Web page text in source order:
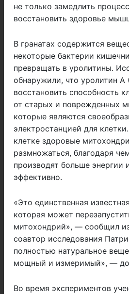
не только замедлить
восстановить здоровье
В гранатах содержится
некоторые бактерии
превращать в уролитины.
обнаружили, что уролитин
восстановить способность
от старых и поврежденных
которые являются
электростанцией для
клетке здоровые
размножаться, благодаря
производят больше энергии
эффективно.
«Это единственная
которая может
митохондрий», — сообщил
соавтор исследования
полностью натуральное
мощный и измеримый», —
Во время экспериментов